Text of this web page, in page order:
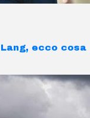
ecco cosa